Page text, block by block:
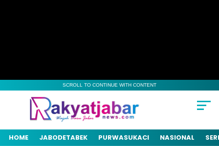
SCROLL TO CONTINUE WITH CONTENT
HOME JABODETABEK PURWASUKACI NASIONAL